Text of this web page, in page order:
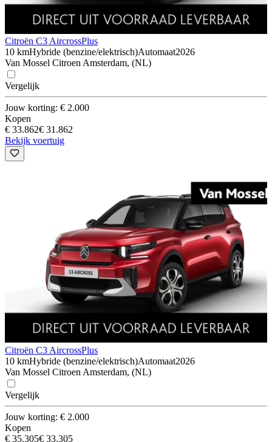
Citroën C3 AircrossPlus
10 kmHybride (benzine/elektrisch)Automaat2026
Van Mossel Citroen Amsterdam, (NL)
Vergelijk
Jouw korting: € 2.000
Kopen
€ 33.862€ 31.862
Bekijk voertuig
Citroën C3 AircrossPlus
10 kmHybride (benzine/elektrisch)Automaat2026
Van Mossel Citroen Amsterdam, (NL)
Vergelijk
Jouw korting: € 2.000
Kopen
€ 35.305€ 33.305